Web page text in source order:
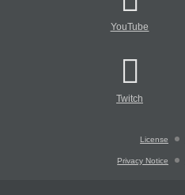
YouTube
Twitch
License
Privacy Notice